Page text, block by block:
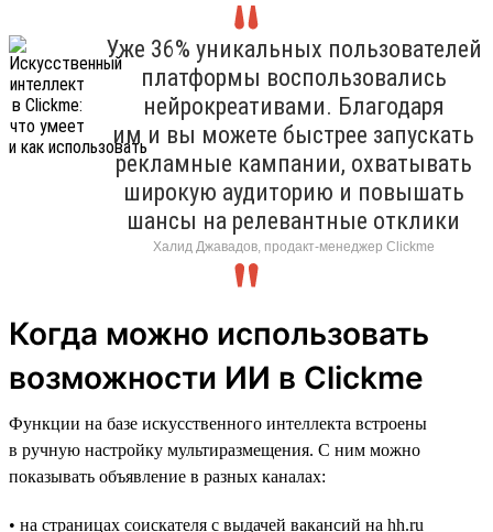
Уже 36% уникальных пользователей
платформы воспользовались
нейрокреативами. Благодаря
им и вы можете быстрее запускать
рекламные кампании, охватывать
широкую аудиторию и повышать
шансы на релевантные отклики
Халид Джавадов, продакт-менеджер Clickme
Когда можно использовать
возможности ИИ в Clickme
Функции на базе искусственного интеллекта встроены
в ручную настройку мультиразмещения. С ним можно
показывать объявление в разных каналах:
• на страницах соискателя с выдачей вакансий на hh.ru